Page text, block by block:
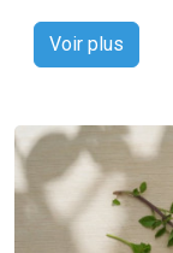
Voir plus